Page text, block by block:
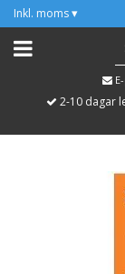
Inkl. moms ▾
E-
2-10 dagar